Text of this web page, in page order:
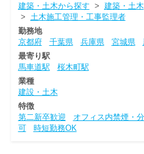
建築・土木から探す > 建築・土木
> 土木施工管理・工事監理者
勤務地
京都府
千葉県 兵庫県 宮城県
最寄り駅
馬車道駅
桜木町駅
業種
建設・土木
特徴
第二新卒歓迎
オフィス内禁煙・
可
時短勤務OK